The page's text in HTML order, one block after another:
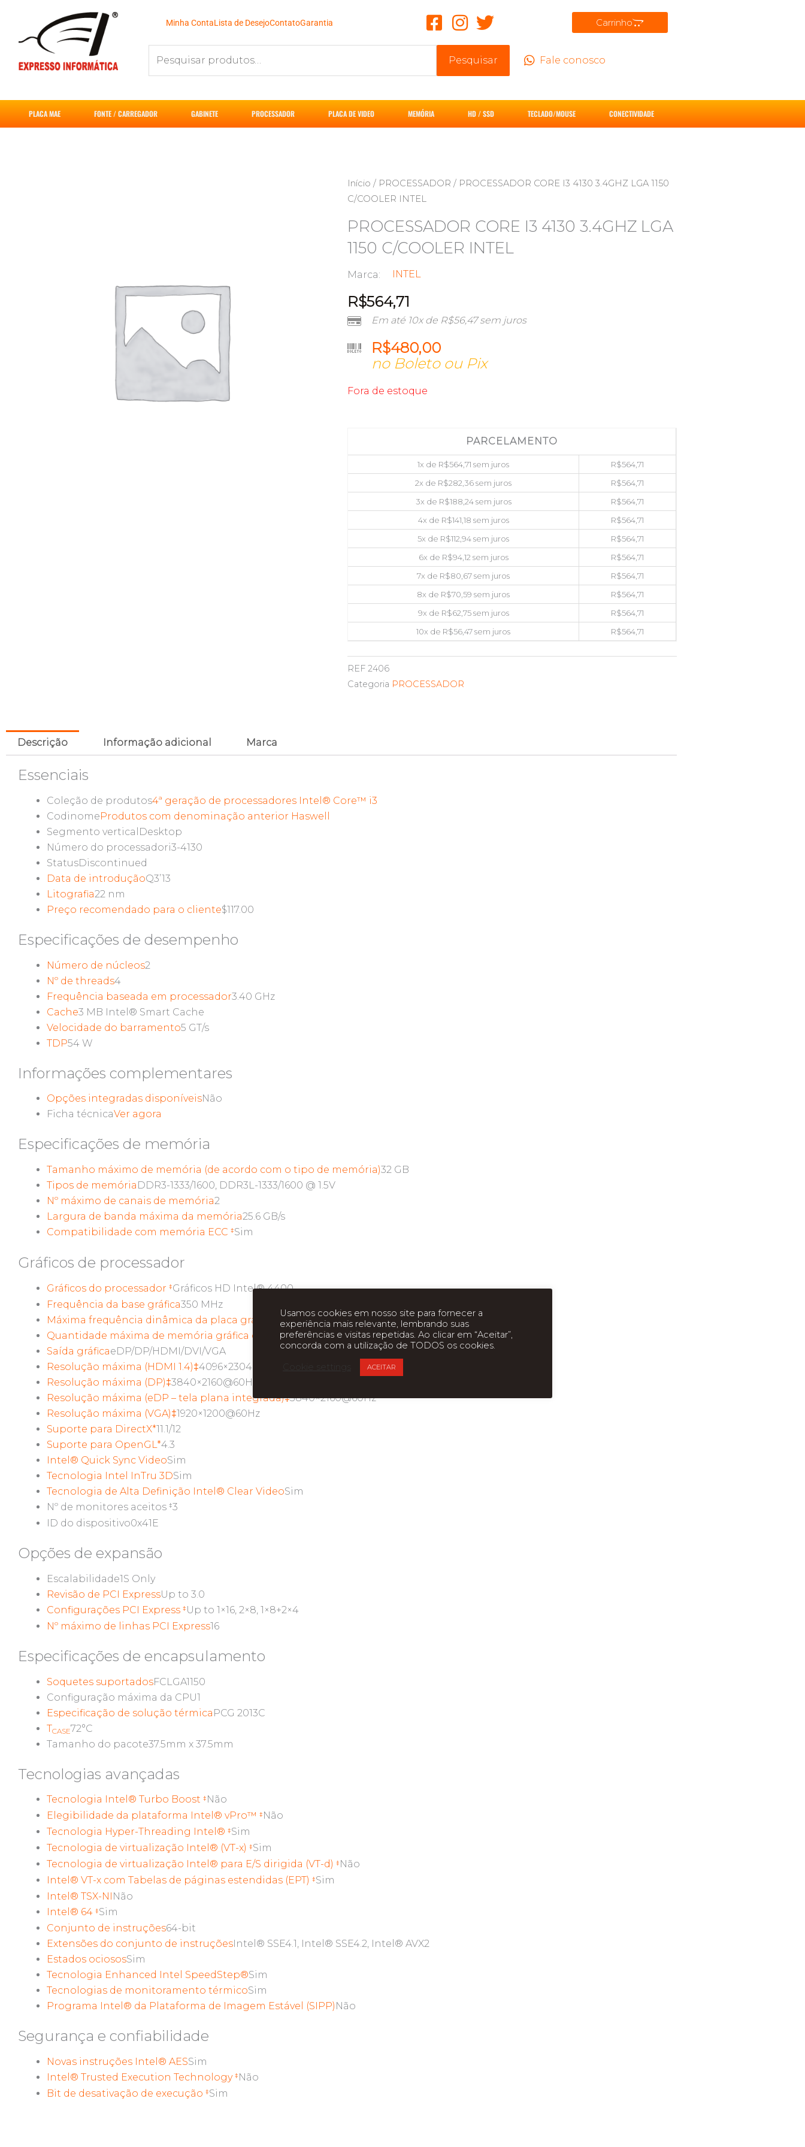
conteúdo
Minha ContaLista de DesejoContatoGarantia Carrinho
por:
Pesquisar Fale conosco
PLACA MAE FONTE / CARREGADOR GABINETE PROCESSADOR PLACA DE VIDEO MEMÓRIA HD / SSD TECLADO/MOUSE CONECTIVIDADE
Início / PROCESSADOR / PROCESSADOR CORE I3 4130 3.4GHZ LGA 1150
C/COOLER INTEL
PROCESSADOR CORE I3 4130 3.4GHZ LGA
1150 C/COOLER INTEL
Marca: INTEL
R$564,71
Em até 10x de R$56,47sem juros
R$480,00
no Boleto ou Pix
Fora de estoque
PARCELAMENTO
1x de R$564,71 sem juros R$564,71
2x de R$282,36sem juros R$564,71
3x de R$188,24sem juros R$564,71
4x de R$141,18 sem juros R$564,71
5x de R$112,94sem juros R$564,71
6x de R$94,12 sem juros R$564,71
7x de R$80,67sem juros R$564,71
8x de R$70,59 sem juros R$564,71
9x de R$62,75sem juros R$564,71
10x de R$56,47sem juros R$564,71
REF 2406
Categoria PROCESSADOR
Descrição Informação adicional Marca
Essenciais
Coleção de produtos4ª geração de processadores Intel® Core™ i3
CodinomeProdutos com denominação anterior Haswell
Segmento vertical Desktop
Número do processadori3-4130
StatusDiscontinued
Data de introduçãoQ3’13
Litografia22 nm
Preço recomendado para o cliente$117.00
Especificações de desempenho
Número de núcleos2
Nº de threads4
Frequência baseada em processador3.40 GHz
Cache3 MB Intel® Smart Cache
Velocidade do barramento5 GT/s
TDP54 W
Informações complementares
Opções integradas disponíveisNão
Ficha técnicaVer agora
Especificações de memória
Tamanho máximo de memória (de acordo com o tipo de memória)32 GB
Tipos de memória DDR3-1333/1600, DDR3L-1333/1600 @ 1.5V
Nº máximo de canais de memória2
Largura de banda máxima da memória25.6 GB/s
Compatibilidade com memória ECC ‡Sim
Gráficos de processador
Gráficos do processador ‡Gráficos HD Intel® 4400
Frequência da base gráfica350 MHz
Máxima frequência dinâmica da placa gráfica
1.15 GHz
Quantidade máxima de memória gráfica de vídeo2 GB
Saída gráficaeDP/DP/HDMI/DVI/VGA
Resolução máxima (HDMI 1.4)‡4096×2304@24Hz
Resolução máxima (DP)‡3840×2160@60Hz
Resolução máxima (eDP – tela plana integrada)‡3840×2160@60Hz
Resolução máxima (VGA)‡1920×1200@60Hz
Suporte para DirectX*11.1/12
Suporte para OpenGL*4.3
Intel® Quick Sync VideoSim
Tecnologia Intel InTru 3DSim
Tecnologia de Alta Definição Intel® Clear VideoSim
Nº de monitores aceitos ‡3
ID do dispositivo0x41E
Opções de expansão
Escalabilidade1S Only
Revisão de PCI ExpressUp to 3.0
Configurações PCI Express ‡ Up to 1×16, 2×8, 1×8+2×4
Nº máximo de linhas PCI Express16
Especificações de encapsulamento
Soquetes suportadosFCLGA1150
Configuração máxima da CPU1
Especificação de solução térmica PCG 2013C
TCASE72°C
Tamanho do pacote37.5mm x 37.5mm
Tecnologias avançadas
Tecnologia Intel® Turbo Boost ‡ Não
Elegibilidade da plataforma Intel® vPro™ ‡ Não
Tecnologia Hyper-Threading Intel® ‡Sim
Tecnologia de virtualização Intel® (VT-x) ‡Sim
Tecnologia de virtualização Intel® para E/S dirigida (VT-d) ‡ Não
Intel® VT-x com Tabelas de páginas estendidas (EPT) ‡Sim
Intel® TSX-NI Não
Intel® 64 ‡Sim
Conjunto de instruções64-bit
Extensões do conjunto de instruções Intel® SSE4.1, Intel® SSE4.2, Intel® AVX2
Estados ociososSim
Tecnologia Enhanced Intel SpeedStep®Sim
Tecnologias de monitoramento térmicoSim
Programa Intel® da Plataforma de Imagem Estável (SIPP) Não
Segurança e confiabilidade
Novas instruções Intel® AESSim
Intel® Trusted Execution Technology ‡ Não
Bit de desativação de execução ‡Sim
Usamos cookies em nosso site para fornecer a
experiência mais relevante, lembrando suas
preferências e visitas repetidas. Ao clicar em “Aceitar”,
concorda com a utilização de TODOS os cookies.
ACEITAR